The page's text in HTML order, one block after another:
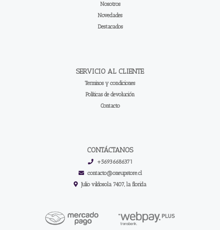
Nosotros
Novedades
Destacados
SERVICIO AL CLIENTE
Terminos y condiciones
Políticas de devolución
Contacto
CONTÁCTANOS
+56936686371
contacto@oneupstore.cl
Julio vildosola 7407, la florida